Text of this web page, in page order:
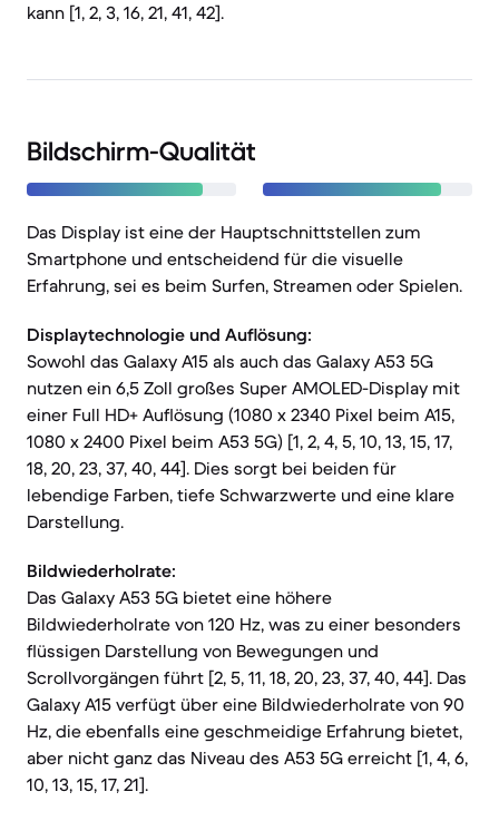
kann [1, 2, 3, 16, 21, 41, 42].
Bildschirm-Qualität
Das Display ist eine der Hauptschnittstellen zum
Smartphone und entscheidend für die visuelle
Erfahrung, sei es beim Surfen, Streamen oder Spielen.
Displaytechnologie und Auflösung:
Sowohl das Galaxy A15 als auch das Galaxy A53 5G
nutzen ein 6,5 Zoll großes Super AMOLED-Display mit
einer Full HD+ Auflösung (1080 x 2340 Pixel beim A15,
1080 x 2400 Pixel beim A53 5G) [1, 2, 4, 5, 10, 13, 15, 17,
18, 20, 23, 37, 40, 44]. Dies sorgt bei beiden für
lebendige Farben, tiefe Schwarzwerte und eine klare
Darstellung.
Bildwiederholrate:
Das Galaxy A53 5G bietet eine höhere
Bildwiederholrate von 120 Hz, was zu einer besonders
flüssigen Darstellung von Bewegungen und
Scrollvorgängen führt [2, 5, 11, 18, 20, 23, 37, 40, 44]. Das
Galaxy A15 verfügt über eine Bildwiederholrate von 90
Hz, die ebenfalls eine geschmeidige Erfahrung bietet,
aber nicht ganz das Niveau des A53 5G erreicht [1, 4, 6,
10, 13, 15, 17, 21].